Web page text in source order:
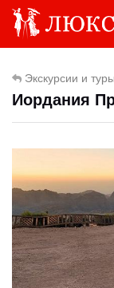
Экскурсии и туры
Иордания